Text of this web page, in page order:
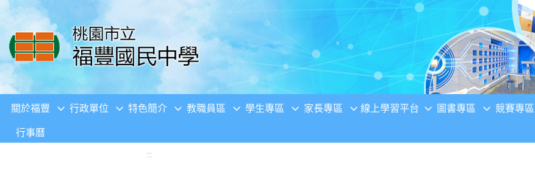
移至網頁之主要內容區位置
關於福豐 行政單位 特色簡介 教職員區 學生專區 家長專區 線上學習平台 圖書專區 競賽專區
行事曆
:::